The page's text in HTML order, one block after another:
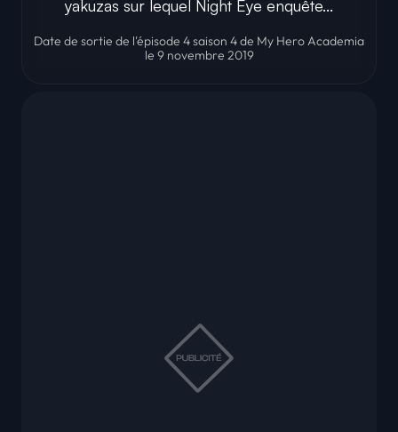
yakuzas sur lequel Night Eye enquête...
Date de sortie de l'épisode 4 saison 4 de My Hero Academia
le 9 novembre 2019